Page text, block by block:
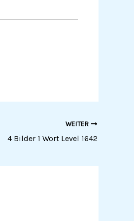
WEITER
4 Bilder 1 Wort Level 1642